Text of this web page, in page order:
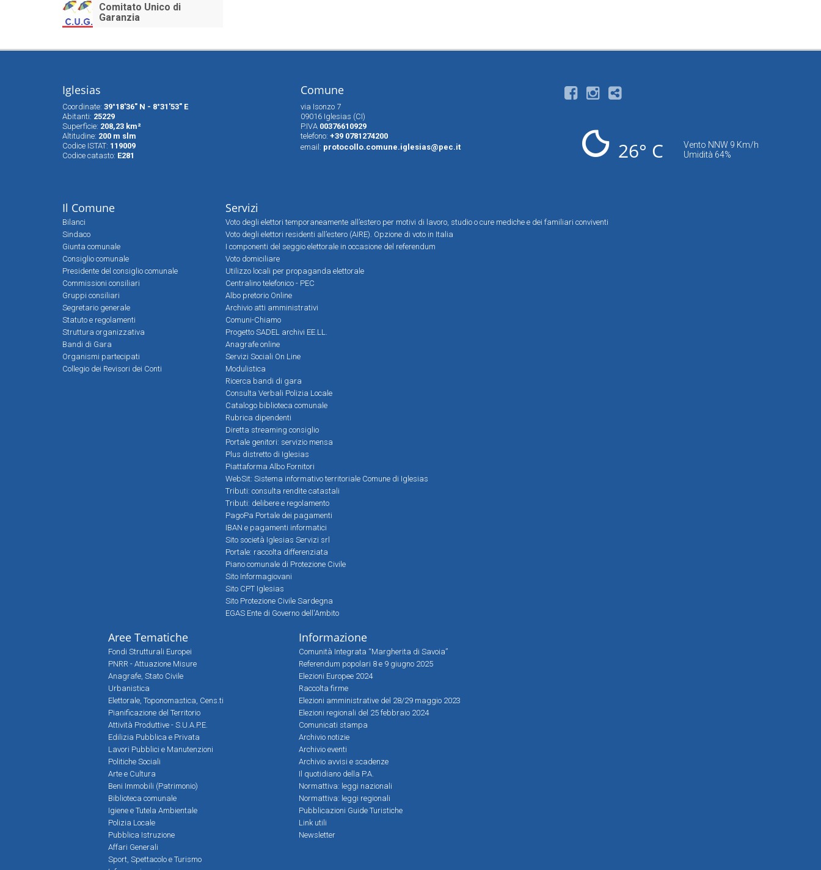
Comitato Unico di
Garanzia
Iglesias
Coordinate: 39°18'36" N - 8°31'53" E
Abitanti: 25229
Superfìcie: 208,23 km²
Altitudine: 200 m slm
Codice ISTAT: 119009
Codice catasto: E281
Comune
via Isonzo 7
09016 Iglesias (CI)
P.IVA 00376610929
telefono: +39 0781274200
email: protocollo.comune.iglesias@pec.it 26° C
Vento NNW 9 Km/h
Umidità 64%
Il Comune
Bilanci
Sindaco
Giunta comunale
Consiglio comunale
Presidente del consiglio comunale
Commissioni consiliari
Gruppi consiliari
Segretario generale
Statuto e regolamenti
Struttura organizzativa
Bandi di Gara
Organismi partecipati
Collegio dei Revisori dei Conti
Servizi
Voto degli elettori temporaneamente all’estero per motivi di lavoro, studio o cure mediche e dei familiari conviventi
Voto degli elettori residenti all’estero (AIRE). Opzione di voto in Italia
I componenti del seggio elettorale in occasione del referendum
Voto domiciliare
Utilizzo locali per propaganda elettorale
Centralino telefonico - PEC
Albo pretorio Online
Archivio atti amministrativi
Comuni-Chiamo
Progetto SADEL archivi EE.LL.
Anagrafe online
Servizi Sociali On Line
Modulistica
Ricerca bandi di gara
Consulta Verbali Polizia Locale
Catalogo biblioteca comunale
Rubrica dipendenti
Diretta streaming consiglio
Portale genitori: servizio mensa
Plus distretto di Iglesias
Piattaforma Albo Fornitori
WebSit: Sistema informativo territoriale Comune di Iglesias
Tributi: consulta rendite catastali
Tributi: delibere e regolamento
PagoPa Portale dei pagamenti
IBAN e pagamenti informatici
Sito società Iglesias Servizi srl
Portale: raccolta differenziata
Piano comunale di Protezione Civile
Sito Informagiovani
Sito CPT Iglesias
Sito Protezione Civile Sardegna
EGAS Ente di Governo dell'Ambito
Aree Tematiche
Fondi Strutturali Europei
PNRR - Attuazione Misure
Anagrafe, Stato Civile
Urbanistica
Elettorale, Toponomastica, Cens.ti
Pianificazione del Territorio
Attività Produttive - S.U.A.P.E.
Edilizia Pubblica e Privata
Lavori Pubblici e Manutenzioni
Politiche Sociali
Arte e Cultura
Beni Immobili (Patrimonio)
Biblioteca comunale
Igiene e Tutela Ambientale
Polizia Locale
Pubblica Istruzione
Affari Generali
Sport, Spettacolo e Turismo
Informazione
Comunità Integrata “Margherita di Savoia”
Referendum popolari 8 e 9 giugno 2025
Elezioni Europee 2024
Raccolta firme
Elezioni amministrative del 28/29 maggio 2023
Elezioni regionali del 25 febbraio 2024
Comunicati stampa
Archivio notizie
Archivio eventi
Archivio avvisi e scadenze
Il quotidiano della P.A.
Normattiva: leggi nazionali
Normattiva: leggi regionali
Pubblicazioni Guide Turistiche
Link utili
Newsletter